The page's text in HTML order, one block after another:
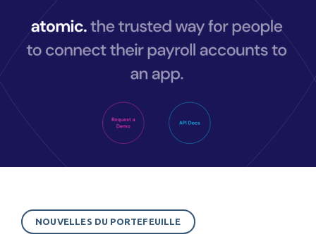
NOUVELLES DU PORTEFEUILLE